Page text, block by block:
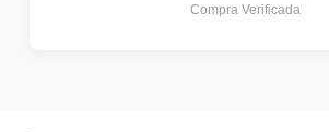
Compra Verificada